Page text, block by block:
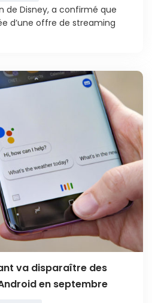
de Disney, a confirmé que
d’une offre de streaming
va disparaître des
en septembre